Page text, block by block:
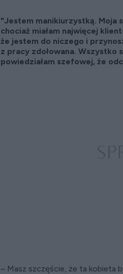
"Jestem manikiurzystką. Moja
chociaż miałam najwięcej
że jestem do niczego i
z pracy zdołowana. Wszystko
powiedziałam szefowej, że
– Masz szczęście, że ta kobieta